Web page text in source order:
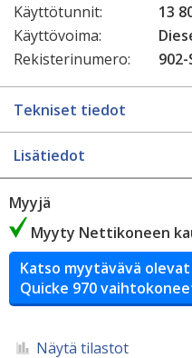
Käyttötunnit:
13
Käyttövoima:
Rekisterinumero:
902-
Tekniset tiedot
Lisätiedot
Myyjä
Myyty Nettikoneen
Katso myytävävä
Quicke 970
Näytä tilastot